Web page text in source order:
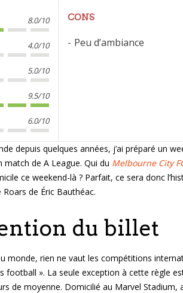
8.0/10
4.0/10
5.0/10
9.5/10
6.0/10
CONS
Peu d’ambiance
depuis quelques années, j’ai préparé un
de A League. Qui du Melbourne City
ce weekend-là ? Parfait, ce sera donc
de Éric Bauthéac.
du billet
monde, rien ne vaut les compétitions
football ». La seule exception à cette règle
de moyenne. Domicilié au Marvel Stadium,